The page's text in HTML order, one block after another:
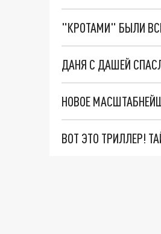
"КРОТАМИ" БЫЛИ
ДАНЯ С ДАШЕЙ
ВОТ ЭТО ТРИЛЛЕР!